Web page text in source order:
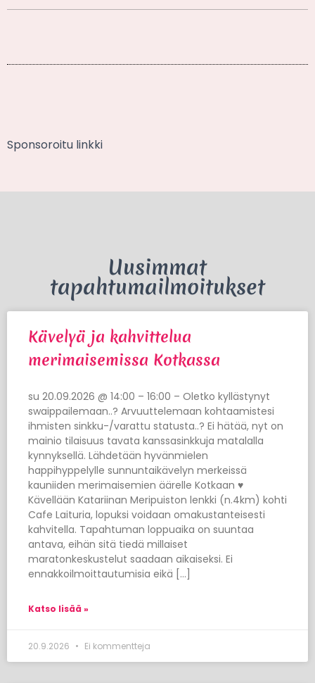
Sponsoroitu linkki
Uusimmat
tapahtumailmoitukset
Kävelyä ja kahvittelua
merimaisemissa Kotkassa
su 20.09.2026 @ 14:00 – 16:00 – Oletko kyllästynyt
swaippailemaan..? Arvuuttelemaan kohtaamistesi
ihmisten sinkku-/varattu statusta..? Ei hätää, nyt on
mainio tilaisuus tavata kanssasinkkuja matalalla
kynnyksellä. Lähdetään hyvänmielen
happihyppelylle sunnuntaikävelyn merkeissä
kauniiden merimaisemien äärelle Kotkaan ♥
Kävellään Katariinan Meripuiston lenkki (n.4km) kohti
Cafe Laituria, lopuksi voidaan omakustanteisesti
kahvitella. Tapahtuman loppuaika on suuntaa
antava, eihän sitä tiedä millaiset
maratonkeskustelut saadaan aikaiseksi. Ei
ennakkoilmoittautumisia eikä […]
Katso lisää »
20.9.2026 Ei kommentteja